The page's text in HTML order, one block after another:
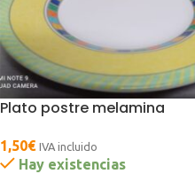
Plato postre melamina
1,50€ IVA incluido
Hay existencias